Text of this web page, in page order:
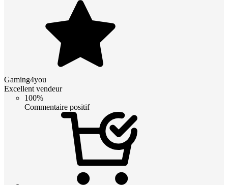
Gaming4you
Excellent vendeur
100%
Commentaire positif